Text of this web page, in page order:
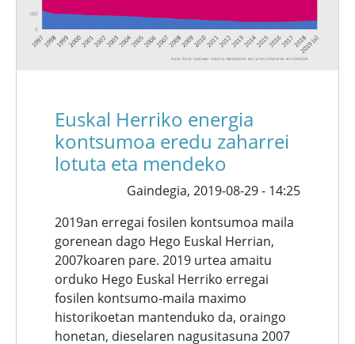
Euskal Herriko energia
kontsumoa eredu zaharrei
lotuta eta mendeko
Gaindegia, 2019-08-29 - 14:25
2019an erregai fosilen kontsumoa maila
gorenean dago Hego Euskal Herrian,
2007koaren pare. 2019 urtea amaitu
orduko Hego Euskal Herriko erregai
fosilen kontsumo-maila maximo
historikoetan mantenduko da, oraingo
honetan, dieselaren nagusitasuna 2007